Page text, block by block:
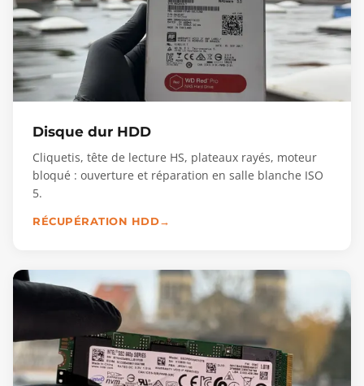
Disque dur HDD
Cliquetis, tête de lecture HS, plateaux rayés, moteur
bloqué : ouverture et réparation en salle blanche ISO
5.
RÉCUPÉRATION HDD